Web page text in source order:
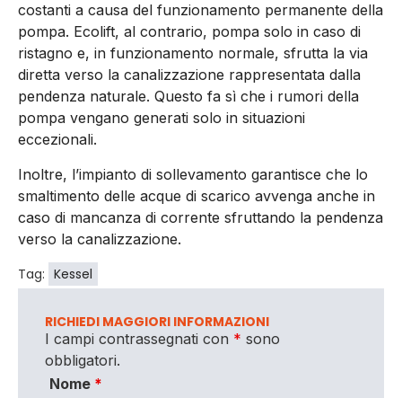
costanti a causa del funzionamento permanente della
pompa. Ecolift, al contrario, pompa solo in caso di
ristagno e, in funzionamento normale, sfrutta la via
diretta verso la canalizzazione rappresentata dalla
pendenza naturale. Questo fa sì che i rumori della
pompa vengano generati solo in situazioni
eccezionali.
Inoltre, l’impianto di sollevamento garantisce che lo
smaltimento delle acque di scarico avvenga anche in
caso di mancanza di corrente sfruttando la pendenza
verso la canalizzazione.
Tag: Kessel
RICHIEDI MAGGIORI INFORMAZIONI
I campi contrassegnati con * sono
obbligatori.
Nome *